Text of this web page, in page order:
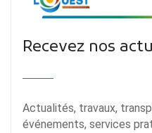
Recevez nos
Actualités, travaux,
événements, services